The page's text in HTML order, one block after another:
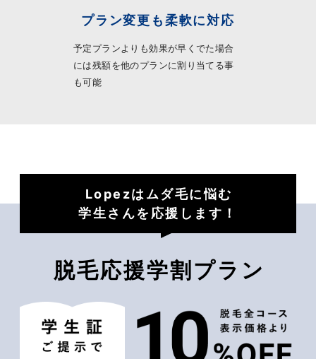
プラン変更も柔軟に対応
予定プランよりも効果が早くでた場合
には残額を他のプランに割り当てる事
も可能
Lopezはムダ毛に悩む
学生さんを応援します！
脱毛応援学割プラン